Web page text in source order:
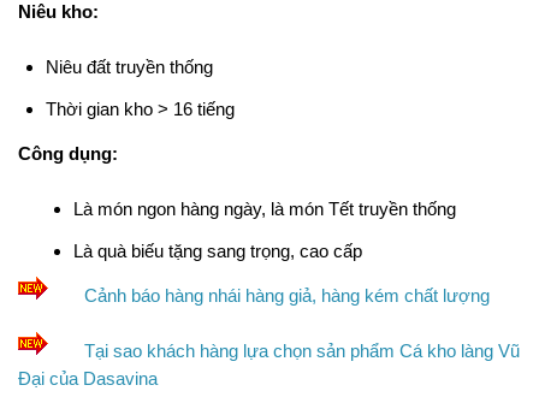
Niêu kho:
Niêu đất truyền thống
Thời gian kho > 16 tiếng
Công dụng:
Là món ngon hàng ngày, là món Tết truyền thống
Là quà biếu tặng sang trọng, cao cấp
Cảnh báo hàng nhái hàng giả, hàng kém chất lượng
Tại sao khách hàng lựa chọn sản phẩm Cá kho làng Vũ
Đại của Dasavina